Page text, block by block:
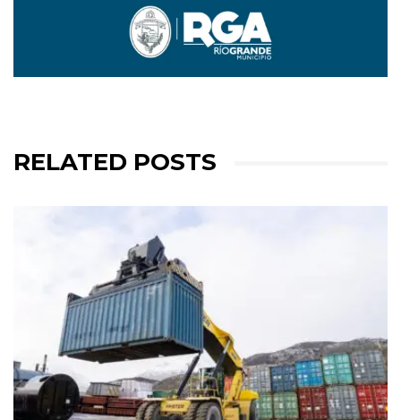
RELATED POSTS